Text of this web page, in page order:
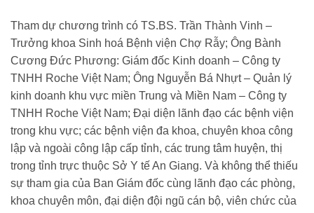
Tham dự chương trình có TS.BS. Trần Thành Vinh –
Trưởng khoa Sinh hoá Bệnh viện Chợ Rẫy; Ông Bành
Cương Đức Phương: Giám đốc Kinh doanh – Công ty
TNHH Roche Việt Nam; Ông Nguyễn Bá Nhựt – Quản lý
kinh doanh khu vực miền Trung và Miền Nam – Công ty
TNHH Roche Việt Nam; Đại diện lãnh đạo các bệnh viện
trong khu vực; các bệnh viện đa khoa, chuyên khoa công
lập và ngoài công lập cấp tỉnh, các trung tâm huyện, thị
trong tỉnh trực thuộc Sở Y tế An Giang. Và không thể thiếu
sự tham gia của Ban Giám đốc cùng lãnh đạo các phòng,
khoa chuyên môn, đại diện đội ngũ cán bộ, viên chức của